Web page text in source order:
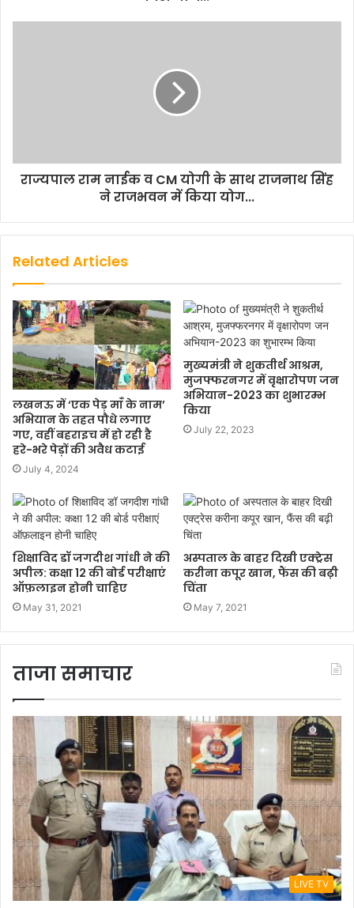
राज्यपाल राम नाईक व CM योगी के साथ राजनाथ सिंह
ने राजभवन में किया योग...
Related Articles
लखनऊ में ‘एक पेड़ माँ के नाम’
अभियान के तहत पौधे लगाए
गए, वहीं बहराइच में हो रही है
हरे-भरे पेड़ों की अवैध कटाई
July 4, 2024
मुख्यमंत्री ने शुकतीर्थ आश्रम,
मुजफ्फरनगर में वृक्षारोपण जन
अभियान-2023 का शुभारम्भ
किया
July 22, 2023
शिक्षाविद डॉ जगदीश गांधी ने की
अपील: कक्षा 12 की बोर्ड परीक्षाएं
ऑफ़लाइन होनी चाहिए
May 31, 2021
अस्पताल के बाहर दिखी एक्ट्रेस
करीना कपूर खान, फैंस की बढ़ी
चिंता
May 7, 2021
ताजा समाचार
LIVE TV